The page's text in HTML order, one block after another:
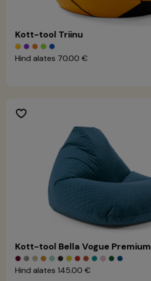
Kott-tool Triinu
Hind alates 70.00 €
Kott-tool Bella Vogue Premium
Hind alates 145.00 €